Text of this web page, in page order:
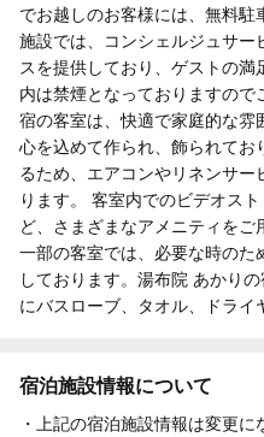
でお越しのお客様には、無料
施設では、コンシェルジュサ
スを提供しており、ゲストの
内は禁煙となっておりますの
宿の客室は、快適で家庭的な雰
心を込めて作られ、飾られてお
るため、エアコンやリネンサ
ります。 客室内でのビデオス
ど、さまざまなアメニティを
一部の客室では、必要な時の
しております。湯布院 あかり
にバスローブ、タオル、ドライ
宿泊施設情報について
・上記の宿泊施設情報は変更